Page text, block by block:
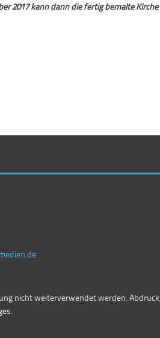
2017 kann dann die fertig bemalte Kirche
nicht weiterverwendet werden. Abdruck,